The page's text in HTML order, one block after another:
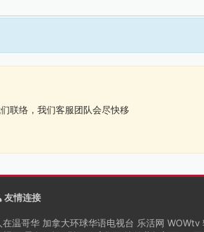
联络，我们客服团队会尽快移
友情连接
在温哥华 加拿大环球华语电视台 乐活网 WOWtv